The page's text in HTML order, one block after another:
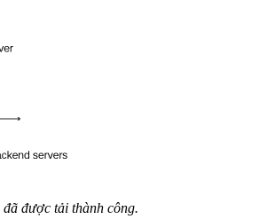
được tải thành công.